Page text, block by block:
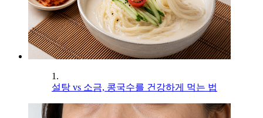
1.
설탕 vs 소금, 콩국수를 건강하게 먹는 법